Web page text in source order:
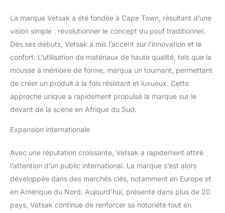
La marque Vetsak a été fondée à Cape Town, résultant d’une
vision simple : révolutionner le concept du pouf traditionnel.
Dès ses débuts, Vetsak a mis l’accent sur l’innovation et le
confort. L’utilisation de matériaux de haute qualité, tels que la
mousse à mémoire de forme, marqua un tournant, permettant
de créer un produit à la fois résistant et luxueux. Cette
approche unique a rapidement propulsé la marque sur le
devant de la scène en Afrique du Sud.
Expansion internationale
Avec une réputation croissante, Vetsak a rapidement attiré
l’attention d’un public international. La marque s’est alors
développée dans des marchés clés, notamment en Europe et
en Amérique du Nord. Aujourd’hui, présente dans plus de 20
pays, Vetsak continue de renforcer sa notoriété tout en